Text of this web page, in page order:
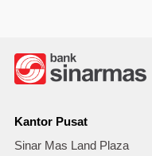
Kantor Pusat
Sinar Mas Land Plaza